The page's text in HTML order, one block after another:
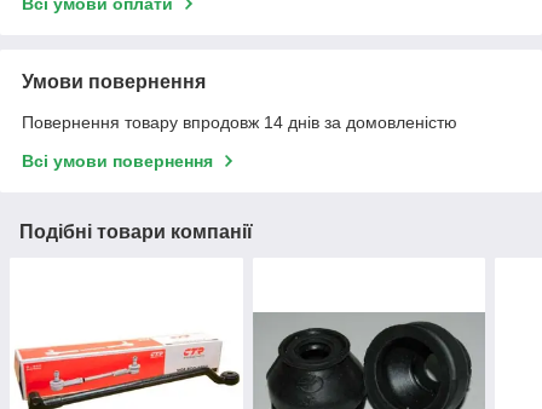
Умови повернення
Повернення товару впродовж 14 днів за домовленістю
Всі умови повернення
Подібні товари компанії